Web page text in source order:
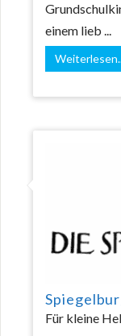
einem lieb ...
Für kleine